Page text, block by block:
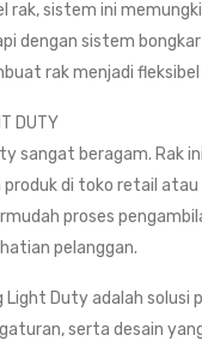
rak, sistem ini
dengan sistem
rak menjadi
DUTY
sangat beragam. Rak
di toko retail
proses
pelanggan.
Light Duty adalah
serta desain